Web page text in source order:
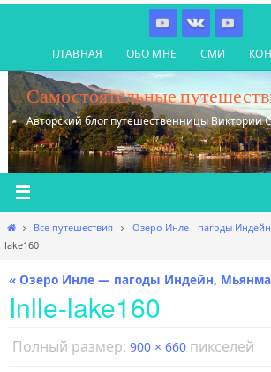
содержимому
ГЛАВНАЯ ОБО МНЕ СМИ
Самостоятельные
Авторский блог путешественницы Виктории
Главная
Все путешествия Озеро Инле - пагоды
lake160
« Озеро Инле — пагоды Индейн,
Inlle-lake160
Полный размер: 900 × 660 пикселей